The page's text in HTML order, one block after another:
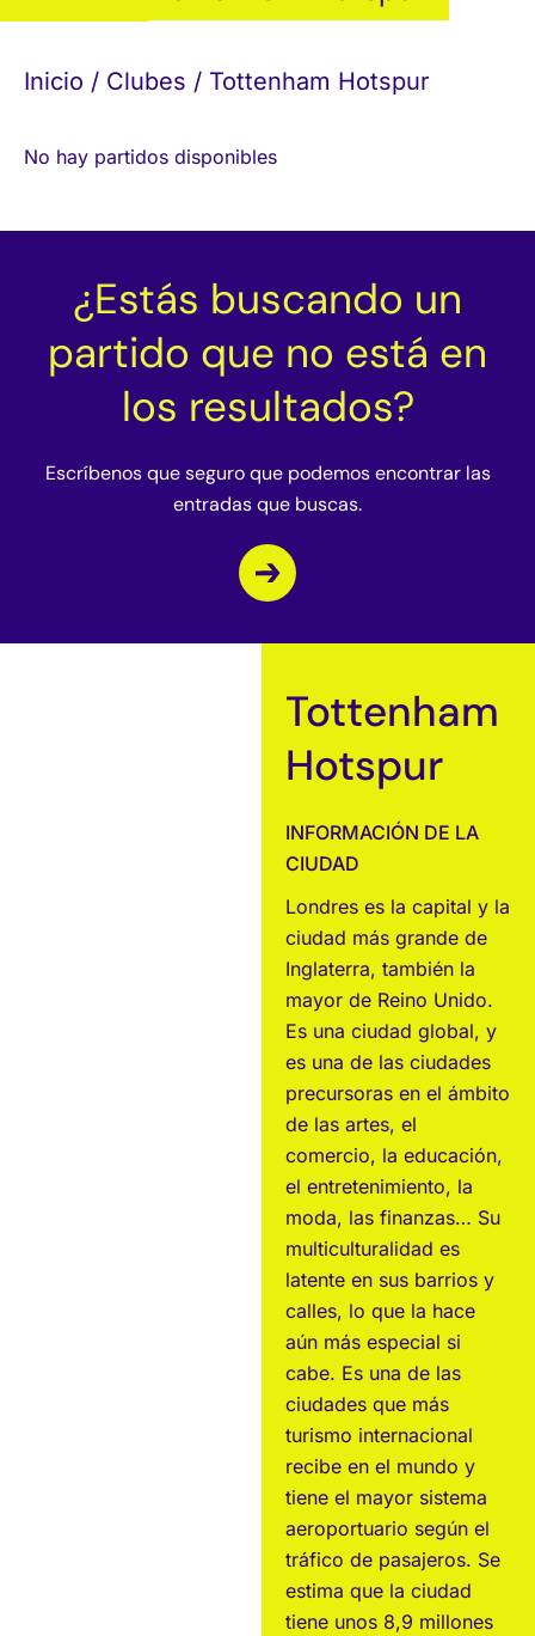
Inicio / Clubes / Tottenham Hotspur
No hay partidos disponibles
¿Estás buscando un
partido que no está en
los resultados?
Escríbenos que seguro que podemos encontrar las
entradas que buscas.
Tottenham
Hotspur
INFORMACIÓN DE LA
CIUDAD
Londres es la capital y la
ciudad más grande de
Inglaterra, también la
mayor de Reino Unido.
Es una ciudad global, y
es una de las ciudades
precursoras en el ámbito
de las artes, el
comercio, la educación,
el entretenimiento, la
moda, las finanzas… Su
multiculturalidad es
latente en sus barrios y
calles, lo que la hace
aún más especial si
cabe. Es una de las
ciudades que más
turismo internacional
recibe en el mundo y
tiene el mayor sistema
aeroportuario según el
tráfico de pasajeros. Se
estima que la ciudad
tiene unos 8,9 millones